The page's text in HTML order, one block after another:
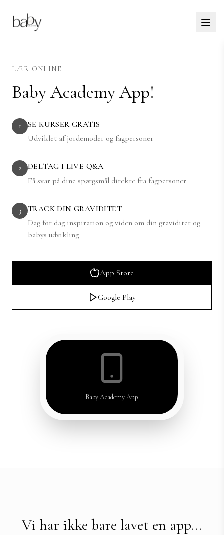
LÆR ONLINE
Baby Academy App!
1
SE KURSER GRATIS
Udviklet af jordemoder og fagpersoner
2
DELTAG I LIVE Q&A
Få svar på dine spørgsmål direkte fra fagpersoner
3
TRACK DIN GRAVIDITET
Dag for dag inspiration og viden om din graviditet og
babys udvikling
App Store
Google Play
Baby Academy App
Vi har ikke bare lavet en app...